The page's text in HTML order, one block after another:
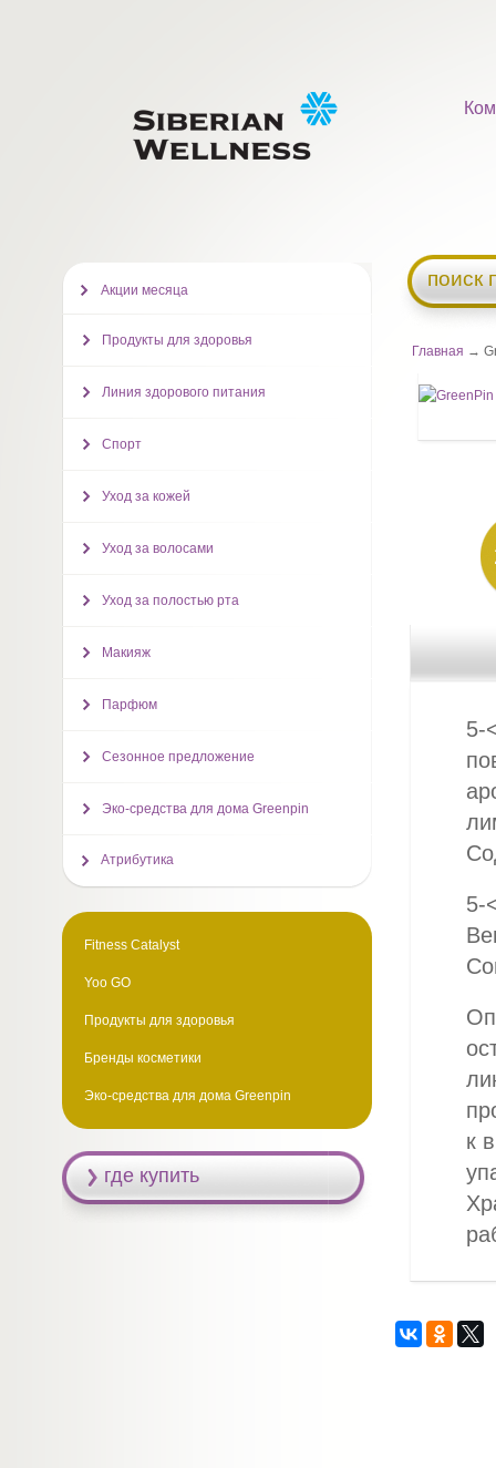
поиск
Главная →
5-
5-
к
Акции месяца
Продукты для здоровья
Линия здорового питания
Спорт
Уход за кожей
Уход за волосами
Уход за полостью рта
Макияж
Парфюм
Сезонное предложение
Эко-средства для дома Greenpin
Атрибутика
Fitness Catalyst
Yoo GO
Продукты для здоровья
Бренды косметики
Эко-средства для дома Greenpin
где купить